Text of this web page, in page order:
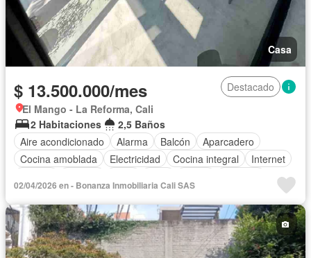
Casa
$ 13.500.000/mes
Destacado
El Mango - La Reforma, Cali
2 Habitaciones
2,5 Baños
Aire acondicionado
Alarma Balcón
Aparcadero
Cocina amoblada
Electricidad Cocina integral
Internet
Estudio
Piscina Caseta de vigilancia
Depósito
Tanque de agua
Acceso para personas con discapacidad
Permite niños
Solo familias
02/04/2026 en - Bonanza Inmobiliaria Cali SAS